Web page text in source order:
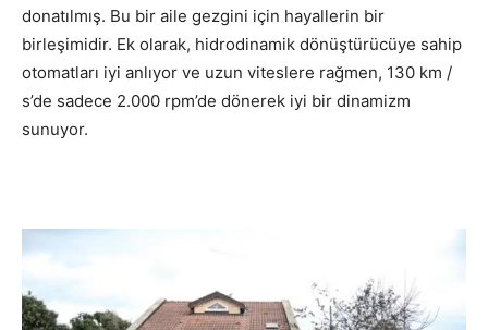
donatılmış. Bu bir aile gezgini için hayallerin bir
birleşimidir. Ek olarak, hidrodinamik dönüştürücüye sahip
otomatları iyi anlıyor ve uzun viteslere rağmen, 130 km /
s’de sadece 2.000 rpm’de dönerek iyi bir dinamizm
sunuyor.